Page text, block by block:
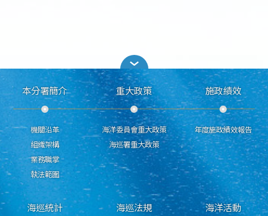
本分署簡介
機關沿革
組織架構
業務職掌
執法範圍
重大政策
海洋委員會重大政策
海巡署重大政策
施政績效
年度施政績效報告
海巡統計 海巡法規 海洋活動